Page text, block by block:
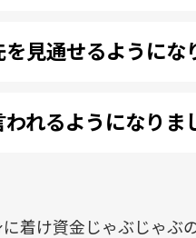
見通せるようにな
れるようになりま
着け資金じゃぶじゃ